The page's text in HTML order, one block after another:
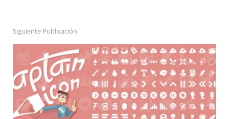
Siguiente Publicación